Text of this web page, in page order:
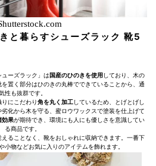
と暮らすシューズラック 靴5
ーズラック」は 国産のひのきを使用 しており、木の
置く部分はひのきの丸棒でできていることから、通
性も抜群です。
にこだわり角を丸く加工しているため、とげとげし
化から木を守る、蜜ロウワックスで塗装を仕上げて
効果が期待でき、環境にも人にも優しさを意識してい
る商品です。
ることなく、靴をおしゃれに収納できます。一番下
小物などお気に入りのアイテムを飾れます。